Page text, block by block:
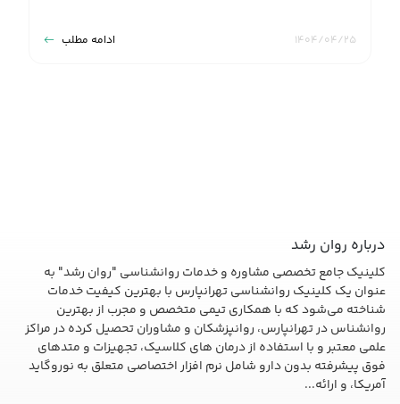
۱۴۰۴/۰۴/۲۵ ادامه مطلب
درباره روان رشد
کلینیک جامع تخصصی مشاوره و خدمات روانشناسی "روان رشد" به
عنوان یک کلینیک روانشناسی تهرانپارس با بهترین کیفیت خدمات
شناخته می‌شود که با همکاری تیمی متخصص و مجرب از بهترین
روانشناس در تهرانپارس، روانپزشکان و مشاوران تحصیل کرده در مراکز
علمی معتبر و با استفاده از درمان های کلاسیک، تجهیزات و متدهای
فوق پیشرفته بدون دارو شامل نرم افزار اختصاصی متعلق به نوروگاید
آمریکا، و ارائه...